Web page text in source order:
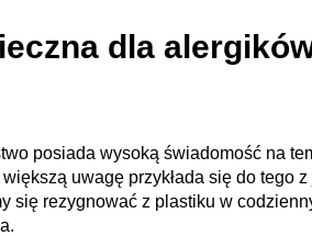
dla
posiada wysoką świadomość na
uwagę przykłada się do tego
się rezygnować z plastiku w